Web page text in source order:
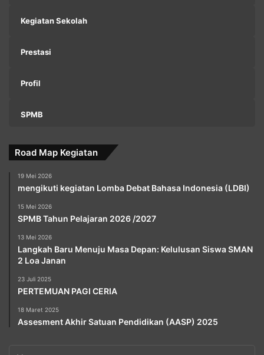
Kegiatan Sekolah
Prestasi
Profil
SPMB
Road Map Kegiatan
19 Mei 2026
mengikuti kegiatan Lomba Debat Bahasa Indonesia (LDBI)
15 Mei 2026
SPMB Tahun Pelajaran 2026 /2027
13 Mei 2026
Langkah Baru Menuju Masa Depan: Kelulusan Siswa SMAN
2 Loa Janan
23 Juli 2025
PERTEMUAN PAGI CERIA
18 Maret 2025
Assesment Akhir Satuan Pendidikan (AASP) 2025